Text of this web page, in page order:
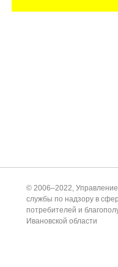
© 2006–2022,
службы по надзору в
потребителей и
Ивановской области